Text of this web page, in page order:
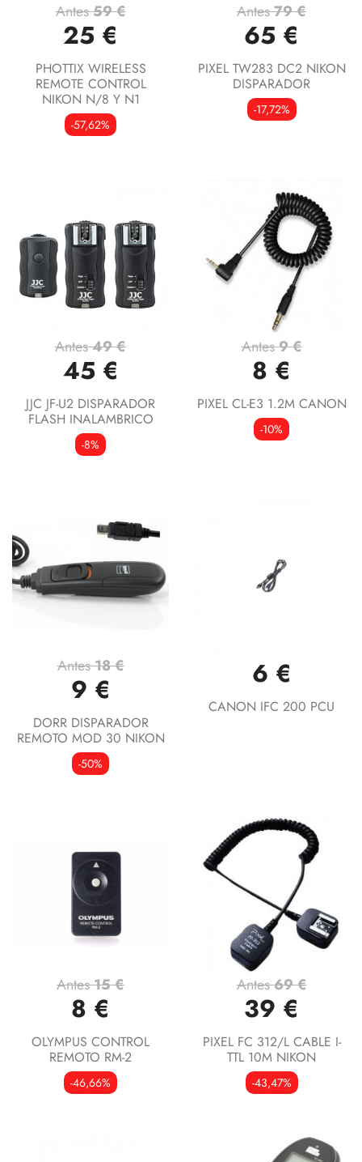
Antes59 €
25 €
PHOTTIX WIRELESS
REMOTE CONTROL
NIKON N/8 Y N1
-57,62%
Antes79 €
65 €
PIXEL TW283 DC2 NIKON
DISPARADOR
-17,72%
Antes49 €
45 €
JJC JF-U2 DISPARADOR
FLASH INALAMBRICO
-8%
Antes9 €
8 €
PIXEL CL-E3 1.2M CANON
-10%
Antes18 €
9 €
DORR DISPARADOR
REMOTO MOD 30 NIKON
-50%
6 €
CANON IFC 200 PCU
Antes15 €
8 €
OLYMPUS CONTROL
REMOTO RM-2
-46,66%
Antes69 €
39 €
PIXEL FC 312/L CABLE I-
TTL 10M NIKON
-43,47%